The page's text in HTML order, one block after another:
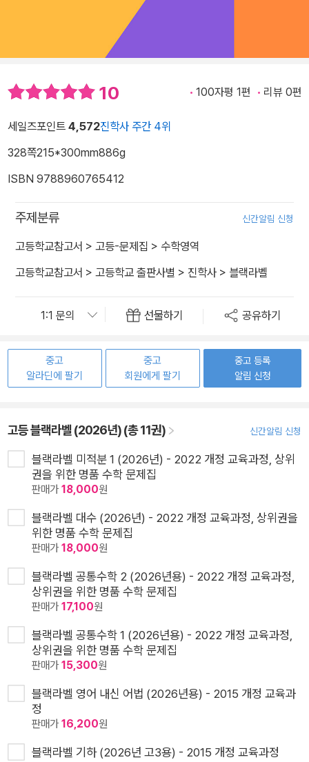
10 100자평 1편 리뷰 0편
세일즈포인트 4,572진학사 주간 4위
328쪽215*300mm886g
ISBN 9788960765412
주제분류 신간알림 신청
고등학교참고서 > 고등-문제집 > 수학영역
고등학교참고서 > 고등학교 출판사별 > 진학사 > 블랙라벨
선물하기 공유하기
중고
알라딘에 팔기
중고
회원에게 팔기
중고 등록
알림 신청
고등 블랙라벨 (2026년) (총 11권) 신간알림 신청
블랙라벨 미적분 1 (2026년) - 2022 개정 교육과정, 상위
권을 위한 명품 수학 문제집
판매가18,000원
블랙라벨 대수 (2026년) - 2022 개정 교육과정, 상위권을
위한 명품 수학 문제집
판매가18,000원
블랙라벨 공통수학 2 (2026년용) - 2022 개정 교육과정,
상위권을 위한 명품 수학 문제집
판매가17,100원
블랙라벨 공통수학 1 (2026년용) - 2022 개정 교육과정,
상위권을 위한 명품 수학 문제집
판매가15,300원
블랙라벨 영어 내신 어법 (2026년용) - 2015 개정 교육과
정
판매가16,200원
블랙라벨 기하 (2026년 고3용) - 2015 개정 교육과정